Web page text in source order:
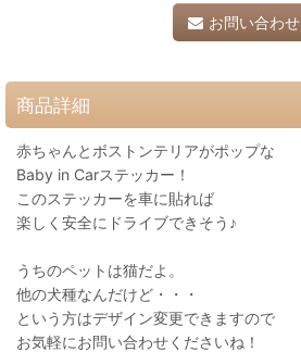
お問い合わせ
商品詳細
赤ちゃんとボストンテリアがポップな
Baby in Carステッカー！
このステッカーを車に貼れば
楽しく安全にドライブできそう♪
うちのペットは猫だよ。
他の犬種なんだけど・・・
という方はデザイン変更できますので
お気軽にお問い合わせくださいね！